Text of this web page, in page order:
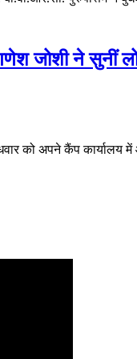
जोशी ने सुनीं
को अपने कैंप